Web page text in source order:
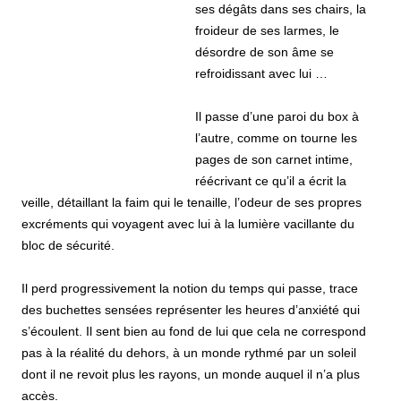
ses dégâts dans ses chairs, la
froideur de ses larmes, le
désordre de son âme se
refroidissant avec lui …
Il passe d’une paroi du box à
l’autre, comme on tourne les
pages de son carnet intime,
réécrivant ce qu’il a écrit la
veille, détaillant la faim qui le tenaille, l’odeur de ses propres
excréments qui voyagent avec lui à la lumière vacillante du
bloc de sécurité.
Il perd progressivement la notion du temps qui passe, trace
des buchettes sensées représenter les heures d’anxiété qui
s’écoulent. Il sent bien au fond de lui que cela ne correspond
pas à la réalité du dehors, à un monde rythmé par un soleil
dont il ne revoit plus les rayons, un monde auquel il n’a plus
accès.